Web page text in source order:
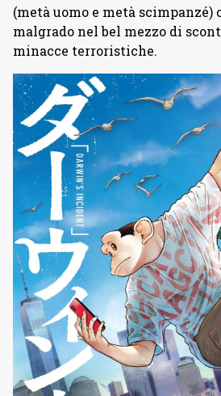
(metà uomo e metà scimpanzé)
malgrado nel bel mezzo di
minacce terroristiche.